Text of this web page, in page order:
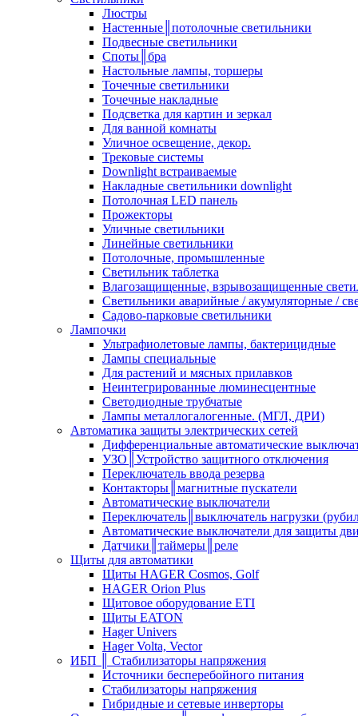
Люстры
Настенные║потолочные светильники
Подвесные светильники
Споты║бра
Настольные лампы, торшеры
Точечные светильники
Точечные накладные
Подсветка для картин и зеркал
Для ванной комнаты
Уличное освещение, декор.
Трековые системы
Downlight встраиваемые
Накладные светильники downlight
Потолочная LED панель
Прожекторы
Уличные светильники
Линейные светильники
Потолочные, промышленные
Светильник таблетка
Влагозащищенные, взрывозащищенные
Светильники аварийные / акумуляторные /
Садово-парковые светильники
Лампочки
Ультрафиолетовые лампы, бактерицидные
Лампы специальные
Для растений и мясных прилавков
Неинтегрированные люминесцентные
Светодиодные трубчатые
Лампы металлогалогенные. (МГЛ, ДРИ)
Автоматика защиты электрических сетей
Дифференциальные автоматические
УЗО║Устройство защитного отключения
Переключатель ввода резерва
Контакторы║магнитные пускатели
Автоматические выключатели
Переключатель║выключатель нагрузки
Автоматические выключатели для защиты
Датчики║таймеры║реле
Щиты для автоматики
Щиты HAGER Cosmos, Golf
HAGER Orion Plus
Щитовое оборудование ETI
Щиты EATON
Hager Univers
Hager Volta, Vector
ИБП ║ Стабилизаторы напряжения
Источники бесперебойного питания
Стабилизаторы напряжения
Гибридные и сетевые инверторы